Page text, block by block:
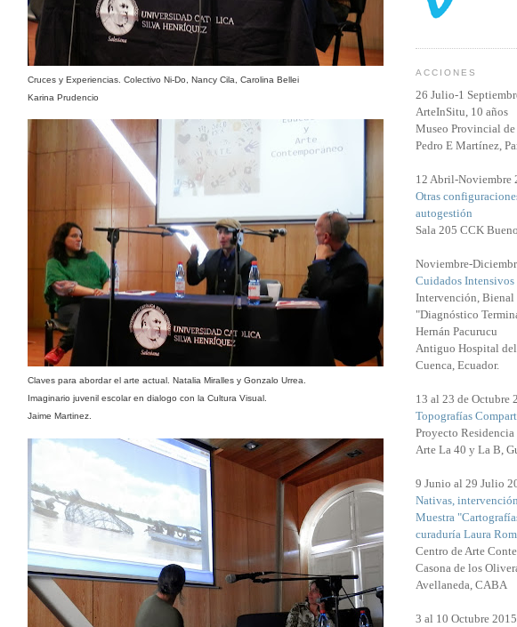
Cruces y Experiencias. Colectivo Ni-Do, Nancy Cila, Carolina Bellei
Karina Prudencio
Claves para abordar el arte actual. Natalia Miralles y Gonzalo Urrea.
Imaginario juvenil escolar en dialogo con la Cultura Visual.
Jaime Martinez.
ACCIONES
26 Julio-1
ArteInSitu, 10 años
Museo Provincial
Pedro E Martínez,
12 Abril-Noviembre
Otras
autogestión
Sala 205 CCK
Noviembre-
Cuidados Intensivos
Intervención, Bienal
"Diagnóstico
Hernán Pacurucu
Antiguo Hospital
Cuenca, Ecuador.
13 al 23 de Octubre
Topografías
Proyecto
Arte La 40 y La B,
9 Junio al 29 Julio
Nativas, intervención
Muestra
curaduría Laura
Centro de Arte
Casona de los
Avellaneda, CABA
3 al 10 Octubre 2015